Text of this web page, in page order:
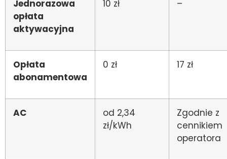
Jednorazowa
opłata
aktywacyjna
10 zł –
Opłata
abonamentowa
0 zł 17 zł
AC
od 2,34
zł/kWh
Zgodnie z
cennikiem
operatora